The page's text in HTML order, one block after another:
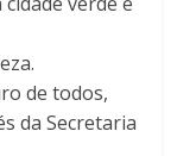
de todos,
da Secretaria